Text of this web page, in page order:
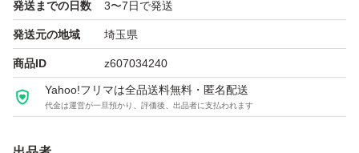
発送までの日数 3〜7日で発送
発送元の地域 埼玉県
商品ID z607034240
Yahoo!フリマは全品送料無料・匿名配送
代金は運営が一旦預かり、評価後、出品者に支払われます